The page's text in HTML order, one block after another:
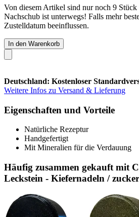
Von diesem Artikel sind nur noch 9 Stück
Nachschub ist unterwegs! Falls mehr
Zustelldatum beeinflussen.
In den Warenkorb
Deutschland: Kostenloser
Weitere Infos zu Versand & Lieferung
Eigenschaften und Vorteile
Natürliche Rezeptur
Handgefertigt
Mit Mineralien für die Verdauung
Häufig zusammen gekauft mit
Leckstein - Kiefernadeln /